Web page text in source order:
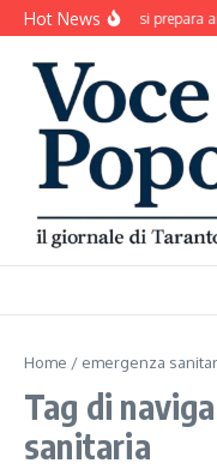
Salta al contenuto
Hot NewsTaranto si prepara
Home / emergenza
Tag di
sanitaria